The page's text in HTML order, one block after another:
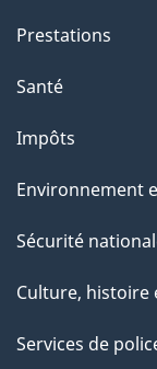
Prestations
Santé
Impôts
Environnement
Sécurité
Culture, histoire
Services de